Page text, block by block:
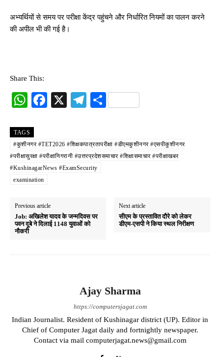
अभ्यर्थियों से समय पर परीक्षा केंद्र पहुंचने और निर्धारित नियमों का पालन करने
की अपील भी की गई है।
Share This:
W
ts
A
pp
Fa
ok
X
Te
a
m
S
TAGS
#कुशीनगर #TET2026 #शिक्षकपात्रतापरीक्षा #डीएमकुशीनगर #एसपीकुशीनगर
#परीक्षासुरक्षा #परीक्षानिगरानी #उत्तरप्रदेशसमाचार #शिक्षासमाचार #परीक्षाखबर
#KushinagarNews #ExamSecurity
examination
Previous article
Job: अखिलेश यादव के जन्मदिवस पर
पवन दूबे ने दिलाई 1148 युवाओं को
नौकरी
Next article
सीएम के प्रस्तावित दौरे को लेकर
डीएम-एसपी ने किया स्थल निरीक्षण
Ajay Sharma
https://computersjagat.com
Indian Journalist. Resident of Kushinagar district (UP). Editor in
Chief of Computer Jagat daily and fortnightly newspaper.
Contact via mail computerjagat.news@gmail.com